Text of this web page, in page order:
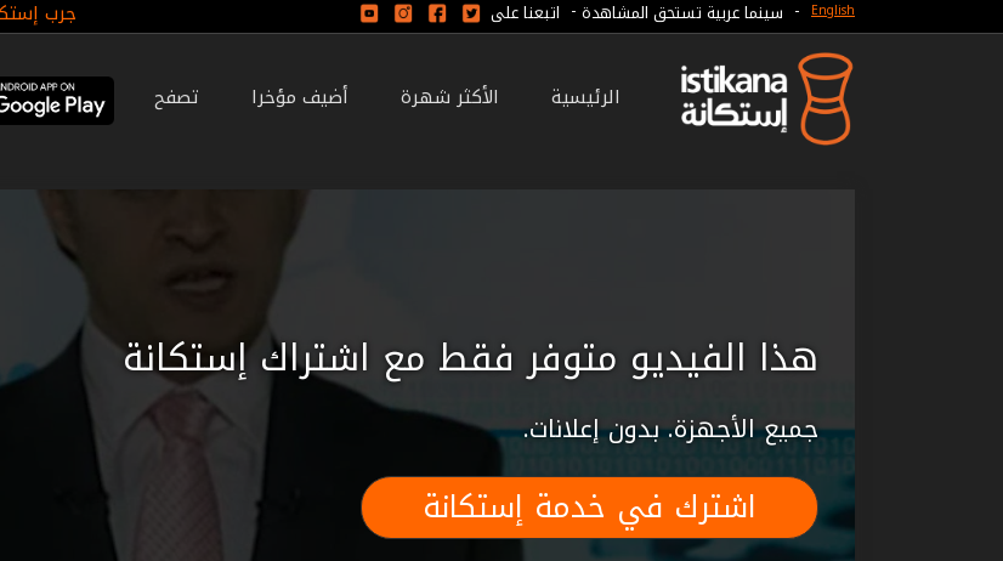
جرب English
- سينما عربية تستحق المشاهدة - اتبعنا على
الرئيسية الأكثر شهرة أضيف مؤخرا تصفح
هذا الفيديو متوفر فقط مع اشتراك إستكانة
جميع الأجهزة. بدون إعلانات.
اشترك في خدمة إستكانة